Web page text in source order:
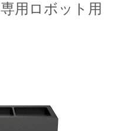
用ロボット用